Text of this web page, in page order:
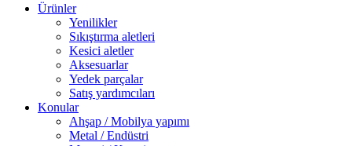
Ürünler
Yenilikler
Sıkıştırma aletleri
Kesici aletler
Aksesuarlar
Yedek parçalar
Satış yardımcıları
Konular
Ahşap / Mobilya yapımı
Metal / Endüstri